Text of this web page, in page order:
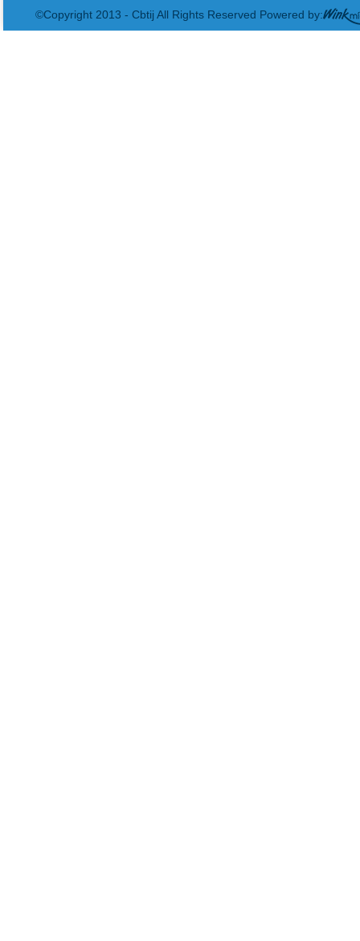
©Copyright 2013 - Cbtij All Rights Reserved Powered by: